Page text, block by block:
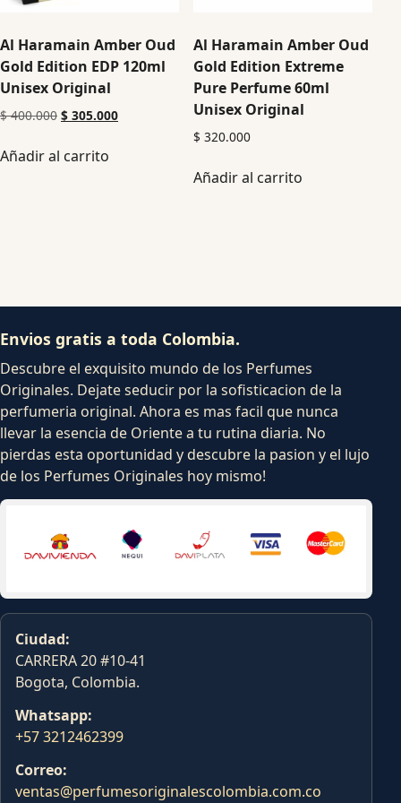
Al Haramain Amber Oud
Gold Edition EDP 120ml
Unisex Original
$400.000 $ 305.000
Añadir al carrito
Al Haramain Amber Oud
Gold Edition Extreme
Pure Perfume 60ml
Unisex Original
$ 320.000
Añadir al carrito
Envios gratis a toda Colombia.
Descubre el exquisito mundo de los Perfumes
Originales. Dejate seducir por la sofisticacion de la
perfumeria original. Ahora es mas facil que nunca
llevar la esencia de Oriente a tu rutina diaria. No
pierdas esta oportunidad y descubre la pasion y el lujo
de los Perfumes Originales hoy mismo!
Ciudad:
CARRERA 20 #10-41
Bogota, Colombia.
Whatsapp:
+57 3212462399
Correo:
ventas@perfumesoriginalescolombia.com.co